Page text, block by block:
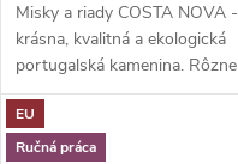
Misky a riady COSTA NOVA -
krásna, kvalitná a ekologická
portugalská kamenina. Rôzne
tvary, farby, vzory a veľkosti.
Objednajte si ich v našom e-
shope.
EU
Ručná práca